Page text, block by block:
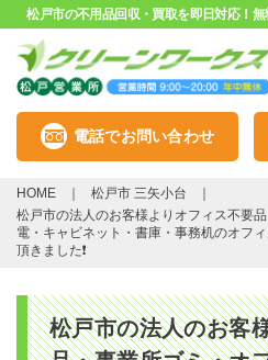
松戸市の不用品回収・買取を即日対応！
電話でお問い合わせ
HOME
松戸市 三矢小台
松戸市の法人のお客様よりオフィス不要
電・キャビネット・書庫・事務机のオフ
頂きました❗
松戸市の法人のお客